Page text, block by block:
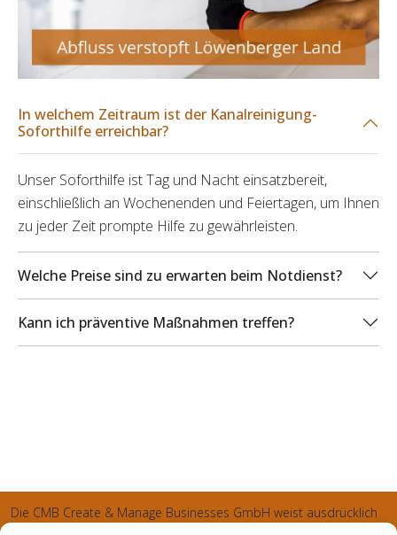
In welchem Zeitraum ist der Kanalreinigung-
Soforthilfe erreichbar?
Unser Soforthilfe ist Tag und Nacht einsatzbereit,
einschließlich an Wochenenden und Feiertagen, um Ihnen
zu jeder Zeit prompte Hilfe zu gewährleisten.
Welche Preise sind zu erwarten beim Notdienst?
Kann ich präventive Maßnahmen treffen?
Die CMB Create & Manage Businesses GmbH weist ausdrücklich